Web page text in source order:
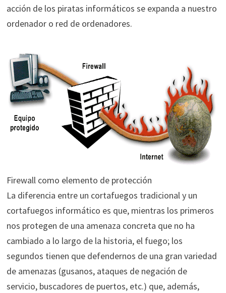
acción de los piratas informáticos se expanda a nuestro
ordenador o red de ordenadores.
Firewall como elemento de protección
La diferencia entre un cortafuegos tradicional y un
cortafuegos informático es que, mientras los primeros
nos protegen de una amenaza concreta que no ha
cambiado a lo largo de la historia, el fuego; los
segundos tienen que defendernos de una gran variedad
de amenazas (gusanos, ataques de negación de
servicio, buscadores de puertos, etc.) que, además,